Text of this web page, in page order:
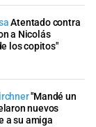
Atentado contra
a Nicolás
los copitos"
"Mandé un
nuevos
a su amiga